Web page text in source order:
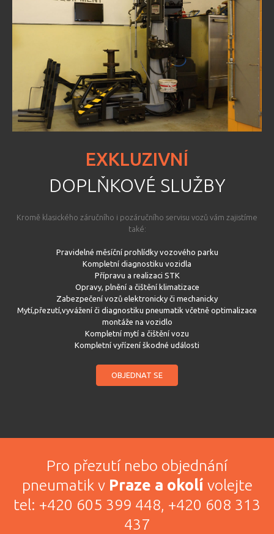
EXKLUZIVNÍ
DOPLŇKOVÉ SLUŽBY
Kromě klasického záručního i pozáručního servisu vozů vám zajistíme
také:
Pravidelné měsíční prohlídky vozového parku
Kompletní diagnostiku vozidla
Přípravu a realizaci STK
Opravy, plnění a čištění klimatizace
Zabezpečení vozů elektronicky či mechanicky
Mytí,přezutí,vyvážení či diagnostiku pneumatik včetně optimalizace
montáže na vozidlo
Kompletní mytí a čištění vozu
Kompletní vyřízení škodné události
OBJEDNAT SE
Pro přezutí nebo objednání
pneumatik v Praze a okolí volejte
tel: +420 605 399 448, +420 608 313
437